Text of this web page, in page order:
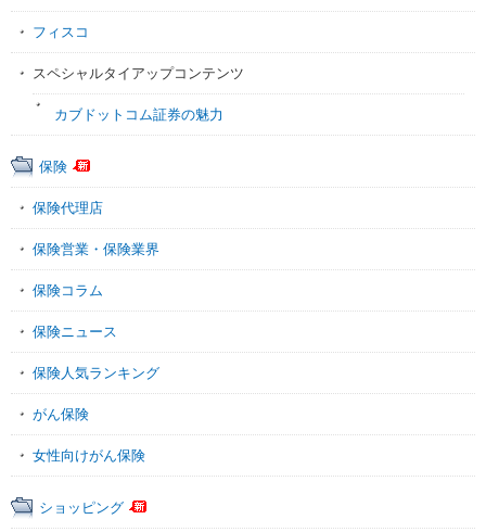
フィスコ
スペシャルタイアップコンテンツ
カブドットコム証券の魅力
保険
保険代理店
保険営業・保険業界
保険コラム
保険ニュース
保険人気ランキング
がん保険
女性向けがん保険
ショッピング